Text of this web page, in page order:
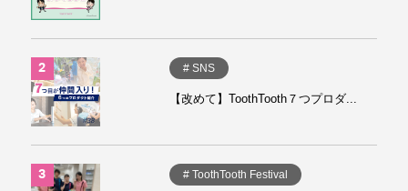
# SNS
【改めて】ToothTooth７つプロダ...
# ToothTooth Festival